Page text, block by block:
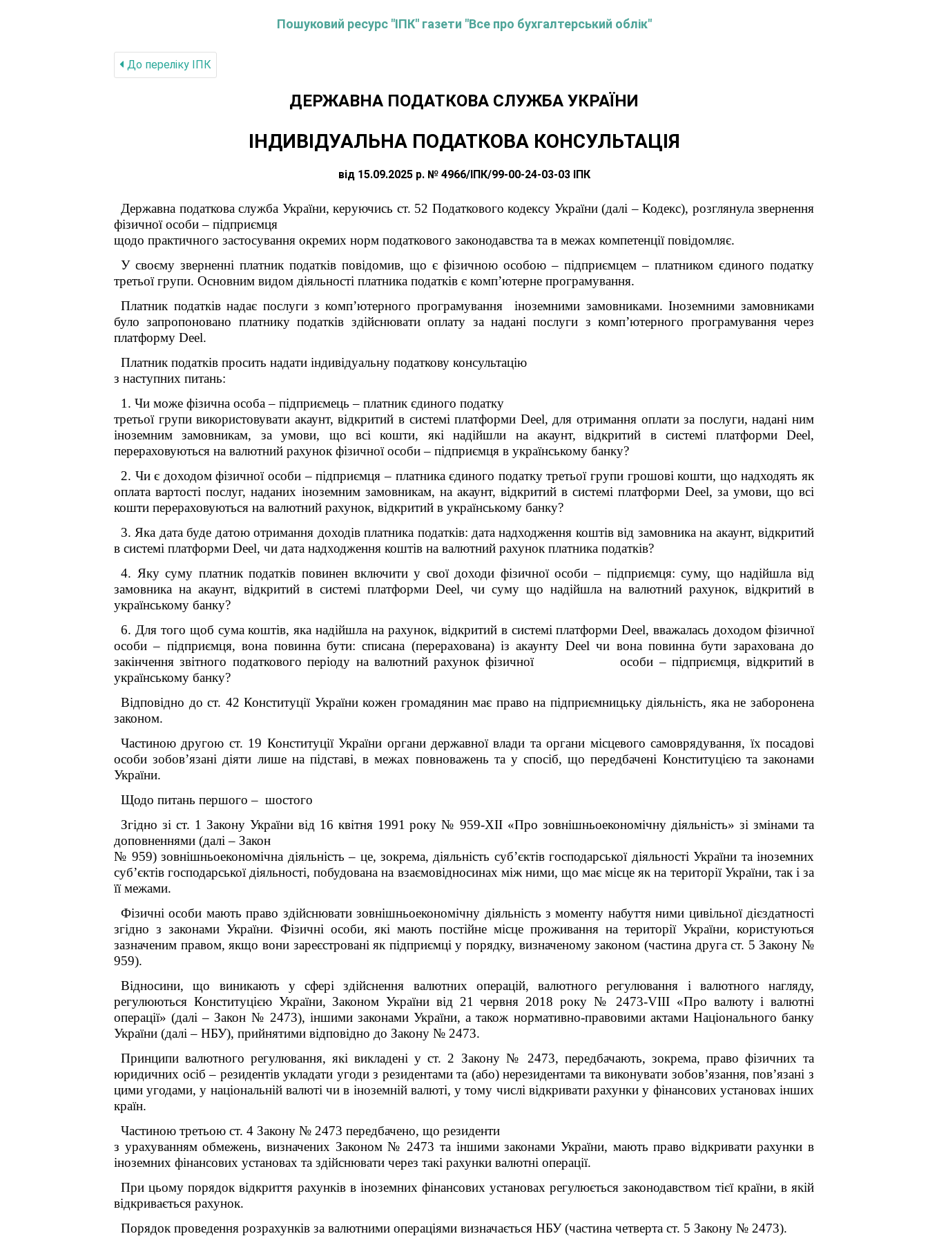
Пошуковий ресурс "ІПК" газети "Все про бухгалтерський облік"
До переліку IПК
ДЕРЖАВНА ПОДАТКОВА СЛУЖБА УКРАЇНИ
ІНДИВІДУАЛЬНА ПОДАТКОВА КОНСУЛЬТАЦІЯ
від 15.09.2025 р. № 4966/ІПК/99-00-24-03-03 ІПК
Державна податкова служба України, керуючись ст. 52 Податкового кодексу України (далі – Кодекс), розглянула звернення
фізичної особи – підприємця
щодо практичного застосування окремих норм податкового законодавства та в межах компетенції повідомляє.
У своєму зверненні платник податків повідомив, що є фізичною особою – підприємцем – платником єдиного податку
третьої групи. Основним видом діяльності платника податків є комп’ютерне програмування.
Платник податків надає послуги з комп’ютерного програмування іноземними замовниками. Іноземними замовниками
було запропоновано платнику податків здійснювати оплату за надані послуги з комп’ютерного програмування через
платформу Deel.
Платник податків просить надати індивідуальну податкову консультацію
з наступних питань:
1. Чи може фізична особа – підприємець – платник єдиного податку
третьої групи використовувати акаунт, відкритий в системі платформи Deel, для отримання оплати за послуги, надані ним
іноземним замовникам, за умови, що всі кошти, які надійшли на акаунт, відкритий в системі платформи Deel,
перераховуються на валютний рахунок фізичної особи – підприємця в українському банку?
2. Чи є доходом фізичної особи – підприємця – платника єдиного податку третьої групи грошові кошти, що надходять як
оплата вартості послуг, наданих іноземним замовникам, на акаунт, відкритий в системі платформи Deel, за умови, що всі
кошти перераховуються на валютний рахунок, відкритий в українському банку?
3. Яка дата буде датою отримання доходів платника податків: дата надходження коштів від замовника на акаунт, відкритий
в системі платформи Deel, чи дата надходження коштів на валютний рахунок платника податків?
4. Яку суму платник податків повинен включити у свої доходи фізичної особи – підприємця: суму, що надійшла від
замовника на акаунт, відкритий в системі платформи Deel, чи суму що надійшла на валютний рахунок, відкритий в
українському банку?
6. Для того щоб сума коштів, яка надійшла на рахунок, відкритий в системі платформи Deel, вважалась доходом фізичної
особи – підприємця, вона повинна бути: списана (перерахована) із акаунту Deel чи вона повинна бути зарахована до
закінчення звітного податкового періоду на валютний рахунок фізичної особи – підприємця, відкритий в
українському банку?
Відповідно до ст. 42 Конституції України кожен громадянин має право на підприємницьку діяльність, яка не заборонена
законом.
Частиною другою ст. 19 Конституції України органи державної влади та органи місцевого самоврядування, їх посадові
особи зобов’язані діяти лише на підставі, в межах повноважень та у спосіб, що передбачені Конституцією та законами
України.
Щодо питань першого – шостого
Згідно зі ст. 1 Закону України від 16 квітня 1991 року № 959-XII «Про зовнішньоекономічну діяльність» зі змінами та
доповненнями (далі – Закон
№ 959) зовнішньоекономічна діяльність – це, зокрема, діяльність суб’єктів господарської діяльності України та іноземних
суб’єктів господарської діяльності, побудована на взаємовідносинах між ними, що має місце як на території України, так і за
її межами.
Фізичні особи мають право здійснювати зовнішньоекономічну діяльність з моменту набуття ними цивільної дієздатності
згідно з законами України. Фізичні особи, які мають постійне місце проживання на території України, користуються
зазначеним правом, якщо вони зареєстровані як підприємці у порядку, визначеному законом (частина друга ст. 5 Закону №
959).
Відносини, що виникають у сфері здійснення валютних операцій, валютного регулювання і валютного нагляду,
регулюються Конституцією України, Законом України від 21 червня 2018 року № 2473-VIII «Про валюту і валютні
операції» (далі – Закон № 2473), іншими законами України, а також нормативно-правовими актами Національного банку
України (далі – НБУ), прийнятими відповідно до Закону № 2473.
Принципи валютного регулювання, які викладені у ст. 2 Закону № 2473, передбачають, зокрема, право фізичних та
юридичних осіб – резидентів укладати угоди з резидентами та (або) нерезидентами та виконувати зобов’язання, пов’язані з
цими угодами, у національній валюті чи в іноземній валюті, у тому числі відкривати рахунки у фінансових установах інших
країн.
Частиною третьою ст. 4 Закону № 2473 передбачено, що резиденти
з урахуванням обмежень, визначених Законом № 2473 та іншими законами України, мають право відкривати рахунки в
іноземних фінансових установах та здійснювати через такі рахунки валютні операції.
При цьому порядок відкриття рахунків в іноземних фінансових установах регулюється законодавством тієї країни, в якій
відкривається рахунок.
Порядок проведення розрахунків за валютними операціями визначається НБУ (частина четверта ст. 5 Закону № 2473).